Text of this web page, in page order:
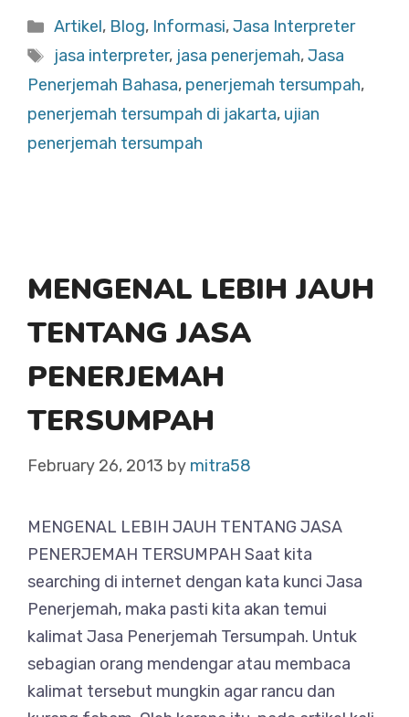
Categories
Artikel, Blog, Informasi,Jasa Interpreter
Tags
jasa interpreter, jasa penerjemah,Jasa
Penerjemah Bahasa, penerjemah tersumpah,
penerjemah tersumpah di jakarta, ujian
penerjemah tersumpah
MENGENAL LEBIH JAUH
TENTANG JASA
PENERJEMAH
TERSUMPAH
February 26, 2013 by mitra58
MENGENAL LEBIH JAUH TENTANG JASA
PENERJEMAH TERSUMPAH Saat kita
searching di internet dengan kata kunci Jasa
Penerjemah, maka pasti kita akan temui
kalimat Jasa Penerjemah Tersumpah. Untuk
sebagian orang mendengar atau membaca
kalimat tersebut mungkin agar rancu dan